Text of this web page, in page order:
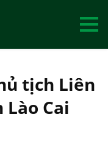
tịch Liên
Cai